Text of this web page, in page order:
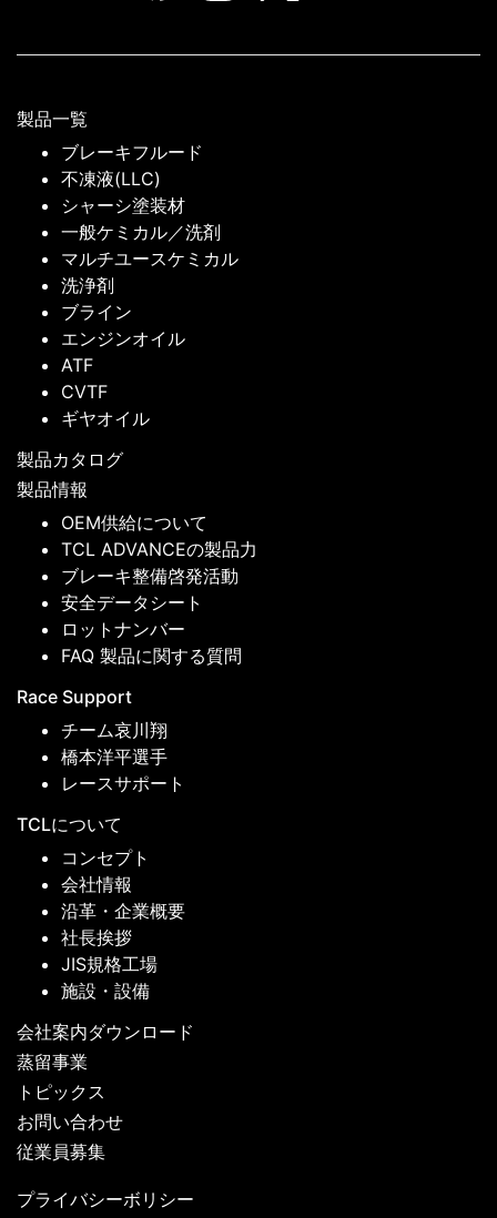
製品一覧
ブレーキフルード
不凍液(LLC)
シャーシ塗装材
一般ケミカル／洗剤
マルチユースケミカル
洗浄剤
ブライン
エンジンオイル
ATF
CVTF
ギヤオイル
製品カタログ
製品情報
OEM供給について
TCL ADVANCEの製品力
ブレーキ整備啓発活動
安全データシート
ロットナンバー
FAQ 製品に関する質問
Race Support
チーム哀川翔
橋本洋平選手
レースサポート
TCLについて
コンセプト
会社情報
沿革・企業概要
社長挨拶
JIS規格工場
施設・設備
会社案内ダウンロード
蒸留事業
トピックス
お問い合わせ
従業員募集
プライバシーボリシー